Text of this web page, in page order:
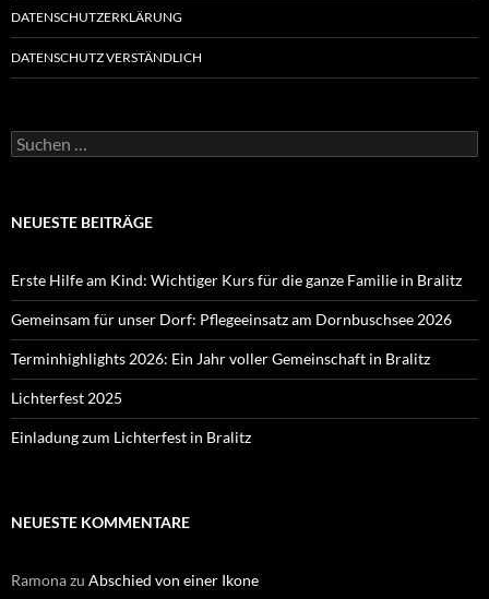
DATENSCHUTZERKLÄRUNG
DATENSCHUTZ VERSTÄNDLICH
Suchen
nach:
NEUESTE BEITRÄGE
Erste Hilfe am Kind: Wichtiger Kurs für die ganze Familie in Bralitz
Gemeinsam für unser Dorf: Pflegeeinsatz am Dornbuschsee 2026
Terminhighlights 2026: Ein Jahr voller Gemeinschaft in Bralitz
Lichterfest 2025
Einladung zum Lichterfest in Bralitz
NEUESTE KOMMENTARE
Ramonazu Abschied von einer Ikone